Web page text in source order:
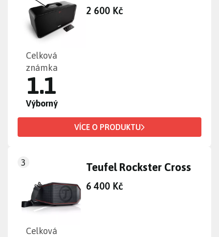
2 600 Kč
Celková
známka
1.1
Výborný
VÍCE O PRODUKTU
3 Teufel Rockster Cross
6 400 Kč
Celková